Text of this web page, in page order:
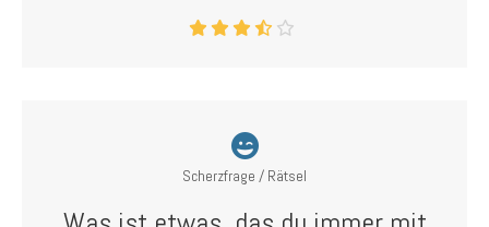
Scherzfrage / Rätsel